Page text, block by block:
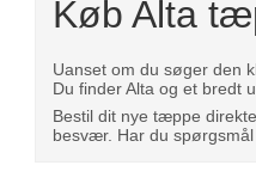
Køb Alta
Uanset om du søger den
Du finder Alta og et bredt
Bestil dit nye tæppe
besvær. Har du